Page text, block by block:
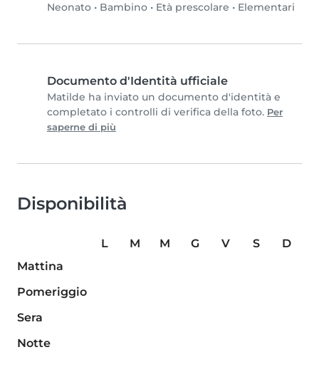
Neonato • Bambino • Età prescolare • Elementari
Documento d'Identità ufficiale
Matilde ha inviato un documento d'identità e
completato i controlli di verifica della foto. Per
saperne di più
Disponibilità
L M M G V S
D
Mattina
Pomeriggio
Sera
Notte